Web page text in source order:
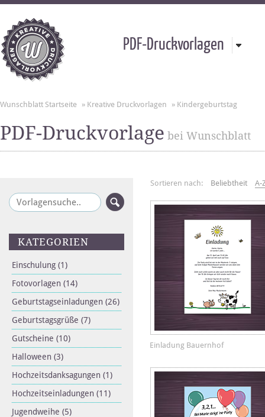
PDF-Druckvorlagen
Wunschblatt Startseite » Kreative Druckvorlagen » Kindergeburtstag
PDF-Druckvorlage bei Wunschblatt
KATEGORIEN
Einschulung (1)
Fotovorlagen (14)
Geburtstagseinladungen (26)
Geburtstagsgrüße (7)
Gutscheine (10)
Halloween (3)
Hochzeitsdanksagungen (1)
Hochzeitseinladungen (11)
Jugendweihe (5)
Sortieren nach: Beliebtheit A-
Einladung Bauernhof